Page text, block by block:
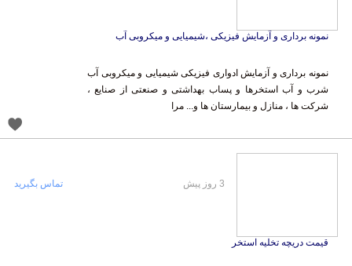
نمونه برداری و آزمایش فیزیکی ،شیمیایی و میکروبی آب
نمونه برداری و آزمایش ادواری فیزیکی شیمیایی و میکروبی آب
شرب و آب استخرها و پساب بهداشتی و صنعتی از صنایع ،
شرکت ها ، منازل و بیمارستان ها و... مرا
قیمت دریچه تخلیه استخر
3 روز پیش تماس بگیرید